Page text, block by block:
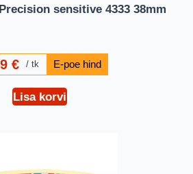
sensitive 4333 38mm
€ tk
Lisa korvi